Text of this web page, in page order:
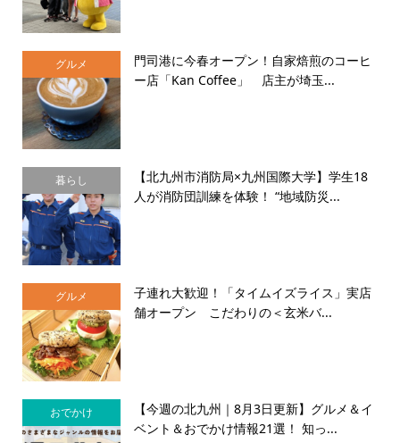
グルメ
門司港に今春オープン！自家焙煎のコーヒ
ー店「Kan Coffee」 店主が埼玉...
暮らし
【北九州市消防局×九州国際大学】学生18
人が消防団訓練を体験！ “地域防災...
グルメ
子連れ大歓迎！「タイムイズライス」実店
舗オープン こだわりの＜玄米バ...
おでかけ
【今週の北九州｜8月3日更新】グルメ＆イ
ベント＆おでかけ情報21選！ 知っ...